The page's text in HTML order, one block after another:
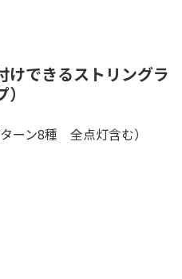
けできるストリングラ
ーン8種 全点灯含む）